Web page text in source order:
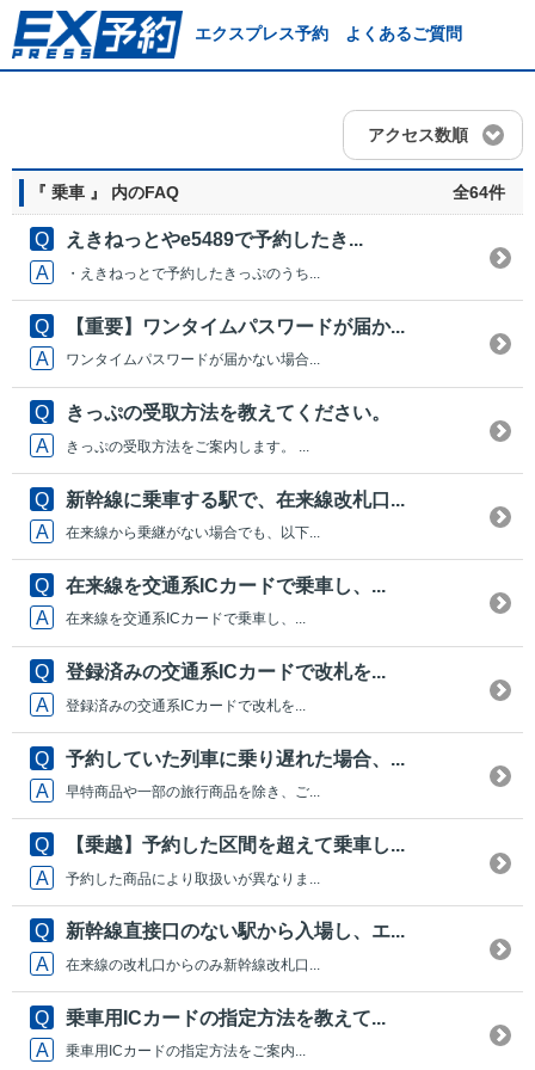
エクスプレス予約 よくあるご質問
アクセス数順
『 乗車 』 内のFAQ 全64件
えきねっとやe5489で予約したき...
・えきねっとで予約したきっぷのうち...
【重要】ワンタイムパスワードが届か...
ワンタイムパスワードが届かない場合...
きっぷの受取方法を教えてください。
きっぷの受取方法をご案内します。 ...
新幹線に乗車する駅で、在来線改札口...
在来線から乗継がない場合でも、以下...
在来線を交通系ICカードで乗車し、...
在来線を交通系ICカードで乗車し、...
登録済みの交通系ICカードで改札を...
登録済みの交通系ICカードで改札を...
予約していた列車に乗り遅れた場合、...
早特商品や一部の旅行商品を除き、ご...
【乗越】予約した区間を超えて乗車し...
予約した商品により取扱いが異なりま...
新幹線直接口のない駅から入場し、エ...
在来線の改札口からのみ新幹線改札口...
乗車用ICカードの指定方法を教えて...
乗車用ICカードの指定方法をご案内...